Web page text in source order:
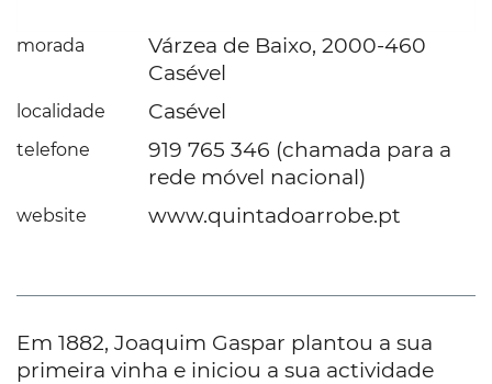
morada
Várzea de Baixo, 2000-460
Casével
localidade Casével
telefone
919 765 346 (chamada para a
rede móvel nacional)
website www.quintadoarrobe.pt
Em 1882, Joaquim Gaspar plantou a sua
primeira vinha e iniciou a sua actividade